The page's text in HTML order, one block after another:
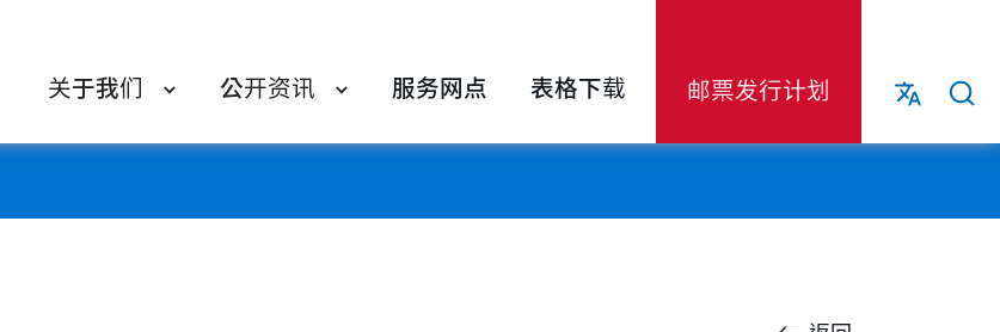
关于我们 公开资讯 服务网点 表格下载 邮票发行计划